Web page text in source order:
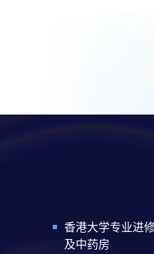
香港大学专业进
及中药房